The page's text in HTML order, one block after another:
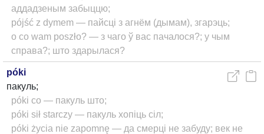
аддадзеным забыццю;
pójść z dymem — пайсці з агнём (дымам), згарэць;
o co wam poszło? — з чаго ў вас пачалося?; у чым
справа?; што здарылася?
póki
пакуль;
póki co — пакуль што;
póki sił starczy — пакуль хопіць сіл;
póki życia nie zapomnę — да смерці не забуду; век не